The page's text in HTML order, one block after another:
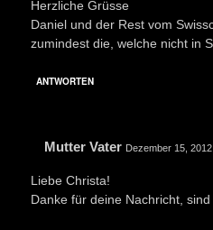
Herzliche Grüsse
Daniel und der Rest vom
zumindest die, welche nicht in
ANTWORTEN
Mutter Vater Dezember 15,
Liebe Christa!
Danke für deine Nachricht,